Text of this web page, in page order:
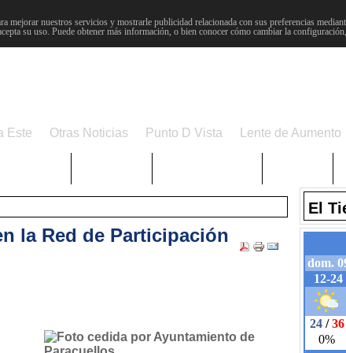
mejorar nuestros servicios y mostrarle publicidad relacionada con sus preferencias
su uso. Puede obtener más información, o bien conocer cómo cambiar la
Este Otras Noticias Punto D Vista Lente de Aumento
la Red de Participación
El